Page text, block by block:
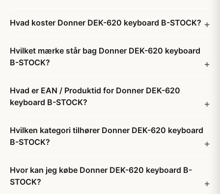
Hvad koster Donner DEK-620 keyboard B-STOCK?
Hvilket mærke står bag Donner DEK-620 keyboard
B-STOCK?
Hvad er EAN / Produktid for Donner DEK-620
keyboard B-STOCK?
Hvilken kategori tilhører Donner DEK-620 keyboard
B-STOCK?
Hvor kan jeg købe Donner DEK-620 keyboard B-
STOCK?